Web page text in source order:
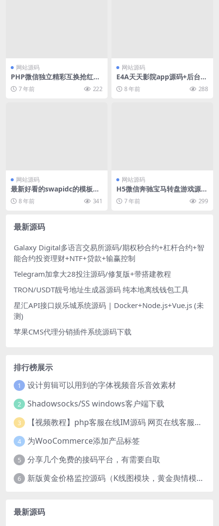
网站源码
PHP微信独立精彩互换抢红包
系统源码开源版
7 年前 222
网站源码
E4A天天影院app源码+后台验
证 亲测可用
8 年前 288
网站源码
最新好看的swapidc的模板免
费分享
8 年前 341
网站源码
H5微信奔驰宝马转盘游戏源码
后台可控制
7 年前 299
最新源码
Galaxy Digital多语言交易所源码/期权秒合约+杠杆合约+智
能合约投资理财+NTF+贷款+输赢控制
Telegram加拿大28投注源码/修复版+带搭建教程
TRON/USDT靓号地址生成器源码 纯本地离线钱包工具
星汇API接口娱乐城系统源码 | Docker+Node.js+Vue.js (未
测)
苹果CMS代理分销插件系统源码下载
排行榜展示
1 设计剪辑可以用到的字体视频音乐音效素材
2 Shadowsocks/SS windows客户端下载
3 【视频教程】php客服在线IM源码 网页在线客服软件代码
4 为WooCommerce添加产品标签
5 分享几个免费的接码平台，有需要自取
6 新版黄金价格监控源码（K线图模块，黄金舆情模块，AI智能客服源码）
最新源码